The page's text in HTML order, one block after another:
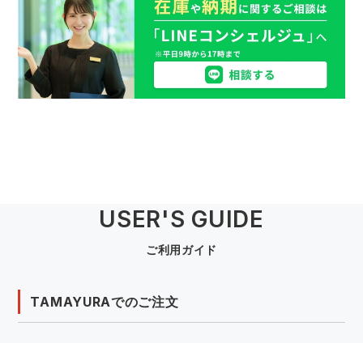
USER'S GUIDE
ご利用ガイド
TAMAYURAでのご注文